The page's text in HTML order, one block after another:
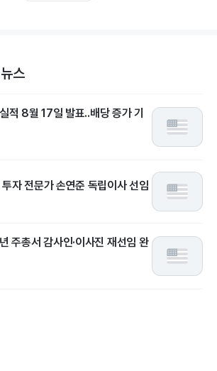
스
적 8월 17일 발표..배당 증가 기
자 전문가 손연준 독립이사 선임
주총서 감사인·이사진 재선임 완